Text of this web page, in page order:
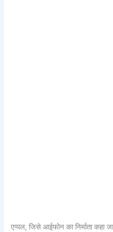
एप्पल, जिसे आईफोन का निर्माता कहा